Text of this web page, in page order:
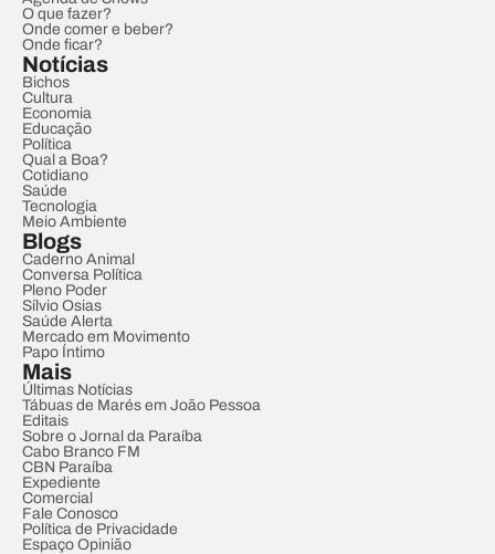
O que fazer?
Onde comer e beber?
Onde ficar?
Notícias
Bichos
Cultura
Economia
Educação
Política
Qual a Boa?
Cotidiano
Saúde
Tecnologia
Meio Ambiente
Blogs
Caderno Animal
Conversa Política
Pleno Poder
Sílvio Osias
Saúde Alerta
Mercado em Movimento
Papo Íntimo
Mais
Últimas Notícias
Tábuas de Marés em João Pessoa
Editais
Sobre o Jornal da Paraíba
Cabo Branco FM
CBN Paraíba
Expediente
Comercial
Fale Conosco
Política de Privacidade
Espaço Opinião